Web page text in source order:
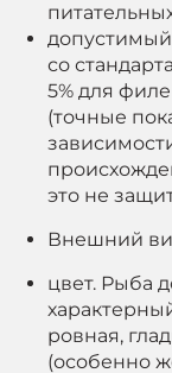
допустимый
со
5% для
(точные
это не
Внешний
цвет. Рыба
ровная,
(особенно